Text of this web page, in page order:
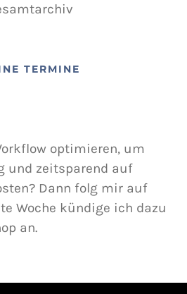
TERMINE
optimieren, um
und zeitsparend auf
Dann folg mir auf
Woche kündige ich dazu
an.